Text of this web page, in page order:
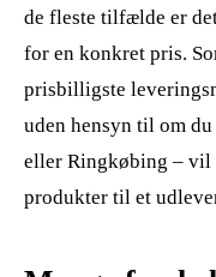
de fleste tilfælde er
for en konkret pris.
prisbilligste
uden hensyn til om
eller Ringkøbing – vil
produkter til et